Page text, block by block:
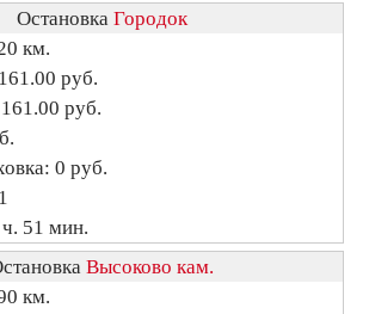
Остановка Городок
км.
руб.
руб.
0 руб.
51 мин.
Высоково кам.
км.